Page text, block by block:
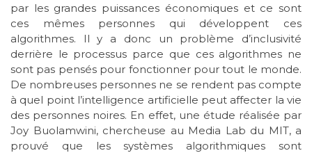
par les grandes puissances économiques et ce sont
ces mêmes personnes qui développent ces
algorithmes. Il y a donc un problème d’inclusivité
derrière le processus parce que ces algorithmes ne
sont pas pensés pour fonctionner pour tout le monde.
De nombreuses personnes ne se rendent pas compte
à quel point l’intelligence artificielle peut affecter la vie
des personnes noires. En effet, une étude réalisée par
Joy Buolamwini, chercheuse au Media Lab du MIT, a
prouvé que les systèmes algorithmiques sont